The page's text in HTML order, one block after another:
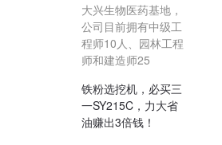
大兴生物医药基地，
公司目前拥有中级工
程师10人、园林工程
师和建造师25
铁粉选挖机，必买三
一SY215C，力大省
油赚出3倍钱！